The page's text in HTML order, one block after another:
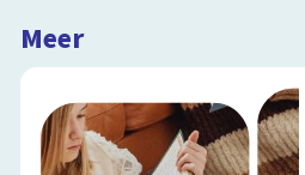
Meer